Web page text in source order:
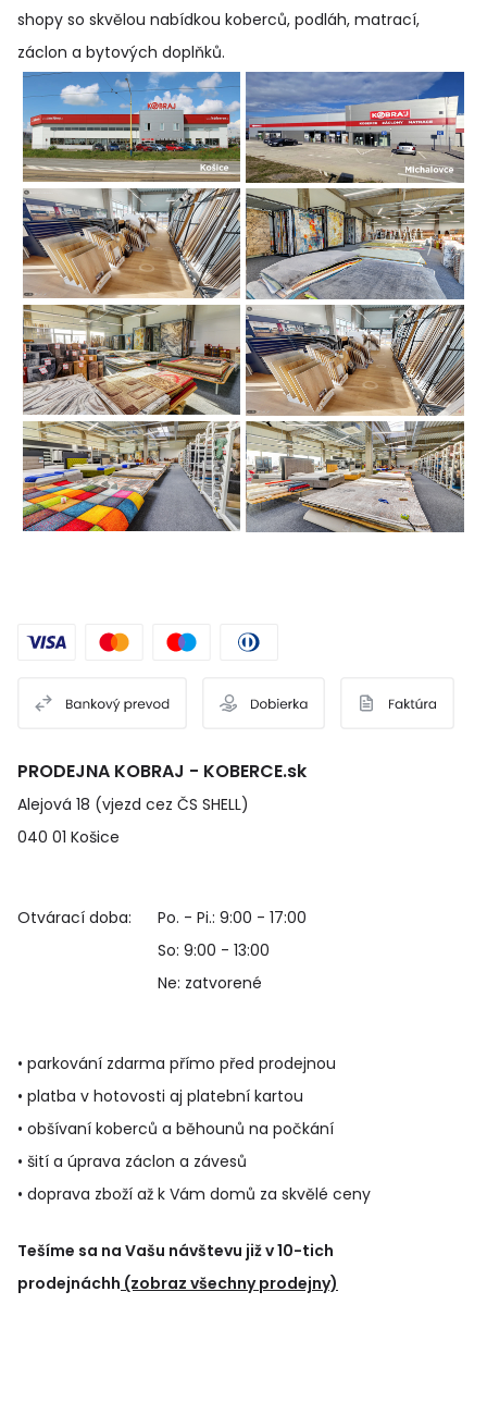
shopy so skvělou nabídkou koberců, podláh, matrací,
záclon a bytových doplňků.
PRODEJNA KOBRAJ - KOBERCE.sk
Alejová 18 (vjezd cez ČS SHELL)
040 01 Košice
Otvárací doba:
Po. - Pi.: 9:00 - 17:00
So: 9:00 - 13:00
Ne: zatvorené
• parkování zdarma přímo před prodejnou
• platba v hotovosti aj platební kartou
• obšívaní koberců a běhounů na počkání
• šití a úprava záclon a závesů
• doprava zboží až k Vám domů za skvělé ceny
Tešíme sa na Vašu návštevu již v 10-tich
prodejnáchh (zobraz všechny prodejny)